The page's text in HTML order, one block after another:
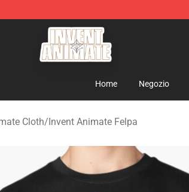
- Official Invent Animate Merchandise
Home Negozio
Cloth/Invent Animate Felpa